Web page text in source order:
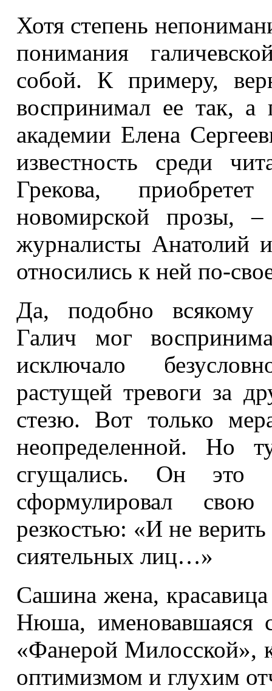
Хотя степень
понимания
собой. К примеру,
воспринимал ее так, а
академии Елена
известность среди
Грекова,
новомирской прозы,
журналисты Анатолий
относились к ней по-
Да, подобно всякому
Галич мог
исключало
растущей тревоги за
стезю. Вот только
неопределенной. Но
сгущались. Он это
сформулировал
резкостью: «И не
сиятельных лиц…»
Сашина жена,
Нюша, именовавшаяся
«Фанерой Милосской»,
оптимизмом и глухим